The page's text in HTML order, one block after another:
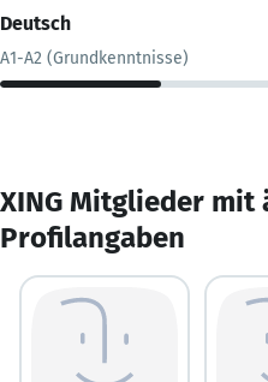
Deutsch
A1-A2 (Grundkenntnisse)
XING Mitglieder mit
Profilangaben